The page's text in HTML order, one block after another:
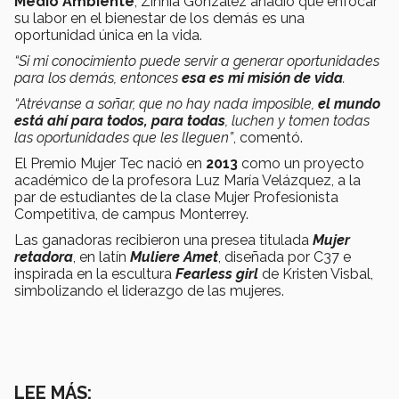
su labor en el bienestar de los demás es una
oportunidad única en la vida.
“Si mi conocimiento puede servir a generar oportunidades
para los demás, entonces esa es mi misión de vida.
“Atrévanse a soñar, que no hay nada imposible, el mundo
está ahí para todos, para todas , luchen y tomen todas
las oportunidades que les lleguen”, comentó.
El Premio Mujer Tec nació en 2013 como un proyecto
académico de la profesora Luz María Velázquez, a la
par de estudiantes de la clase Mujer Profesionista
Competitiva, de campus Monterrey.
Las ganadoras recibieron una presea titulada Mujer
retadora , en latín Muliere Amet , diseñada por C37 e
inspirada en la escultura Fearless girl de Kristen Visbal,
simbolizando el liderazgo de las mujeres.
LEE MÁS: